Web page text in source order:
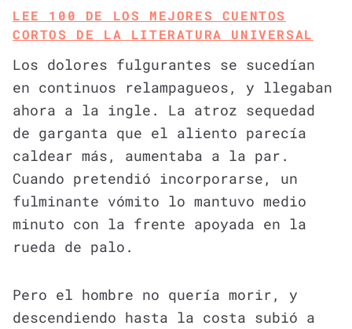
LEE 100 DE LOS MEJORES CUENTOS
CORTOS DE LA LITERATURA UNIVERSAL
Los dolores fulgurantes se sucedían
en continuos relampagueos, y llegaban
ahora a la ingle. La atroz sequedad
de garganta que el aliento parecía
caldear más, aumentaba a la par.
Cuando pretendió incorporarse, un
fulminante vómito lo mantuvo medio
minuto con la frente apoyada en la
rueda de palo.
Pero el hombre no quería morir, y
descendiendo hasta la costa subió a